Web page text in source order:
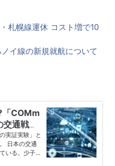
札幌線運休 コスト増で10
イ線の新規就航について
「COMm
通戦略
実証実験」と
日本の交通
いる。少子高